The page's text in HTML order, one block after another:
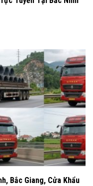
Bắc Giang, Cửa Khẩu